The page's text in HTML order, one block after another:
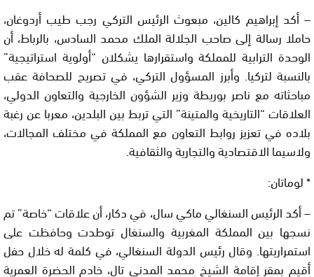
– أكد إبراهيم كالين، مبعوث الرئيس التركي رجب طيب أردوغان،
حاملا رسالة إلى صاحب الجلالة الملك محمد السادس، بالرباط، أن
الوحدة الترابية للمملكة واستقرارها يشكلان “أولوية استراتيجية”
بالنسبة لتركيا. وأبرز المسؤول التركي، في تصريح للصحافة عقب
مباحثاته مع ناصر بوريطة وزير الشؤون الخارجية والتعاون الدولي،
العلاقات “التاريخية والمتينة” التي تربط بين البلدين، معربا عن رغبة
بلاده في تعزيز روابط التعاون مع المملكة في مختلف المجالات،
ولاسيما الاقتصادية والتجارية والثقافية.
* لوماتان:
– أكد الرئيس السنغالي ماكي سال، في دكار، أن علاقات “خاصة” تم
نسجها بين المملكة المغربية والسنغال توطدت وحافظت على
استمراريتها. وقال رئيس الدولة السنغالي، في كلمة له خلال حفل
أقيم بمقر إقامة الشيخ محمد المدني تال، خادم الحضرة العمرية